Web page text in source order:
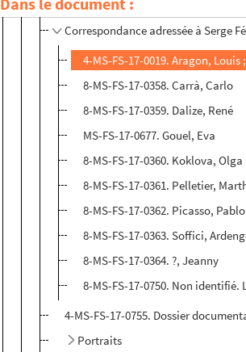
8-MS-FS-17-0357. Serge Férat.
Correspondance adressée à Serge
4-MS-FS-17-0019. Aragon,
8-MS-FS-17-0358. Carrà, Carlo
8-MS-FS-17-0359. Dalize, René
MS-FS-17-0677. Gouel, Eva
8-MS-FS-17-0360. Koklova, Olga
8-MS-FS-17-0361. Pelletier,
8-MS-FS-17-0362. Picasso, Pablo
8-MS-FS-17-0363. Soffici,
8-MS-FS-17-0364. ?, Jeanny
8-MS-FS-17-0750. Non identifié.
4-MS-FS-17-0755. Dossier
Portraits